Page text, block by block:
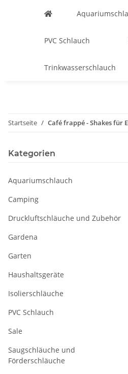
PVC Schlauch
Trinkwasserschlauch
Startseite Café frappé - Shakes für
Kategorien
Aquariumschlauch
Camping
Druckluftschläuche und Zubehör
Gardena
Garten
Haushaltsgeräte
Isolierschläuche
PVC Schlauch
Sale
Saugschläuche und
Förderschläuche